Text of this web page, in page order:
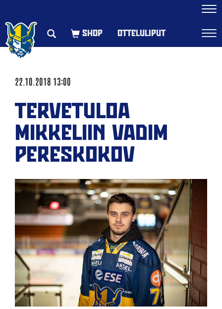
OTTELULIPUT
22.10.2018 13:00
TERVETULOA
MIKKELIIN VADIM
PERESKOKOV